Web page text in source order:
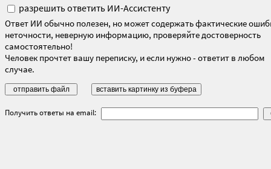
разрешить ответить ИИ-Ассистенту
Ответ ИИ обычно полезен, но может содержать фактические
неточности, неверную информацию, проверяйте достоверность
самостоятельно!
Человек прочтет вашу переписку, и если нужно - ответит в любом
случае.
Получить ответы на email: